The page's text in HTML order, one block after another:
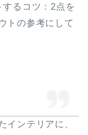
るコツ：2点を
トの参考にして
インテリアに、